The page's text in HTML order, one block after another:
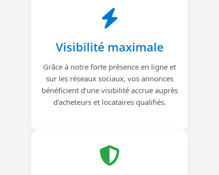
Visibilité maximale
Grâce à notre forte présence en ligne et
sur les réseaux sociaux, vos annonces
bénéficient d’une visibilité accrue auprès
d’acheteurs et locataires qualifiés.